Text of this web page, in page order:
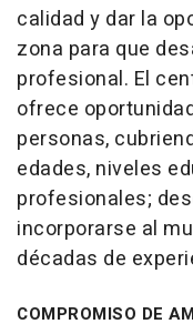
calidad y dar la
zona para que
profesional. El
ofrece
personas,
edades, niveles
profesionales;
incorporarse al
décadas de
COMPROMISO DE